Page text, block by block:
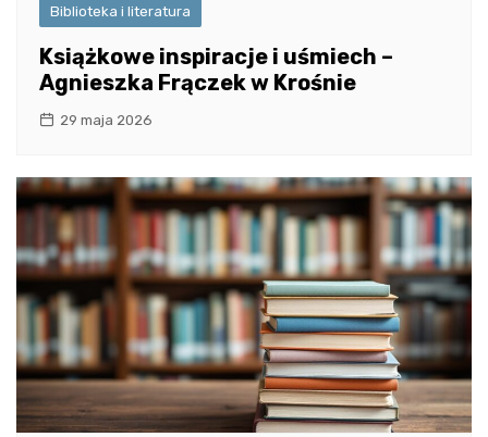
Biblioteka i literatura
Książkowe inspiracje i uśmiech –
Agnieszka Frączek w Krośnie
29 maja 2026